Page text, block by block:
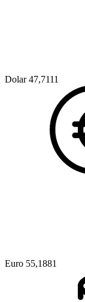
Dolar 47,7111
Euro 55,1881